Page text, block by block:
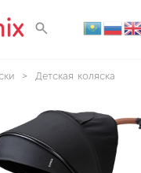
> Детская коляска